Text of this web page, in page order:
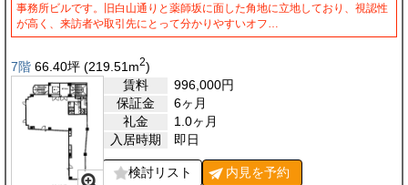
事務所ビルです。旧白山通りと薬師坂に面した角地に立地しており、視認性
が高く、来訪者や取引先にとって分かりやすいオフ…
7階 66.40坪 (219.51 m2)
賃料
996,000円
保証金
6ヶ月
礼金
1.0ヶ月
入居時期
即日
検討リスト 内見を予約